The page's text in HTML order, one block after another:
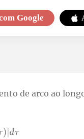
Google
de arco ao